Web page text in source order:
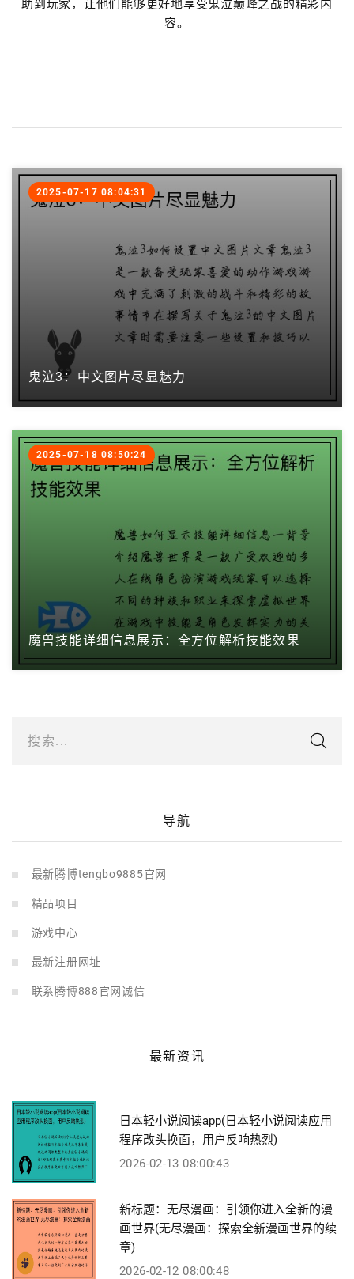
助到玩家，让他们能够更好地享受鬼泣巅峰之战的精彩内
容。
鬼泣3：中文图片尽显魅力
2025-07-17 08:04:31
魔兽技能详细信息展示：全方位解析技能效果
2025-07-18 08:50:24
搜索...
导航
最新腾博tengbo9885官网
精品项目
游戏中心
最新注册网址
联系腾博888官网诚信
最新资讯
日本轻小说阅读app(日本轻小说阅读应用
程序改头换面，用户反响热烈)
2026-02-13 08:00:43
新标题：无尽漫画：引领你进入全新的漫
画世界(无尽漫画：探索全新漫画世界的续
章)
2026-02-12 08:00:48